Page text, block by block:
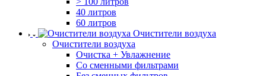
40 литров
60 литров
Очистители воздуха
Очистители воздуха
Очистка + Увлажнение
Cо сменными фильтрами